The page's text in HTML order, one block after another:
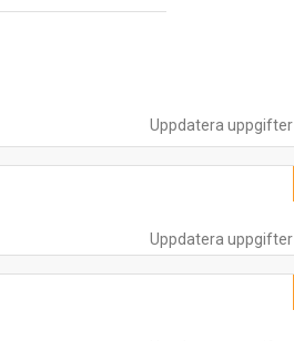
Uppdatera uppgifter
Uppdatera uppgifter